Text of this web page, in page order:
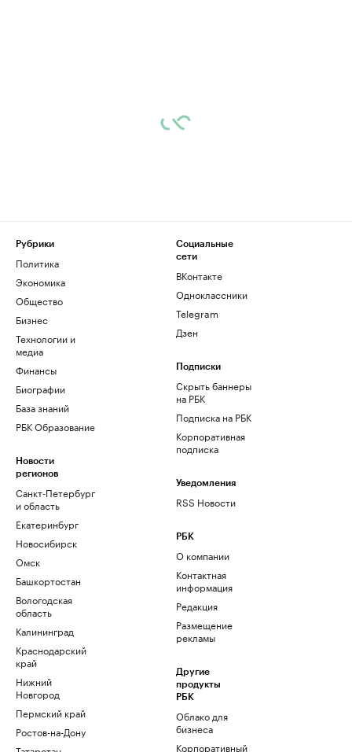
Рубрики
Политика
Экономика
Общество
Бизнес
Технологии и
медиа
Финансы
Биографии
База знаний
РБК Образование
Новости
регионов
Санкт-Петербург
и область
Екатеринбург
Новосибирск
Омск
Башкортостан
Вологодская
область
Калининград
Краснодарский
край
Нижний
Новгород
Пермский край
Ростов-на-Дону
Социальные
сети
ВКонтакте
Одноклассники
Telegram
Дзен
Подписки
Скрыть баннеры
на РБК
Подписка на РБК
Корпоративная
подписка
Уведомления
RSS Новости
РБК
О компании
Контактная
информация
Редакция
Размещение
рекламы
Другие
продукты
РБК
Облако для
бизнеса
Корпоративный